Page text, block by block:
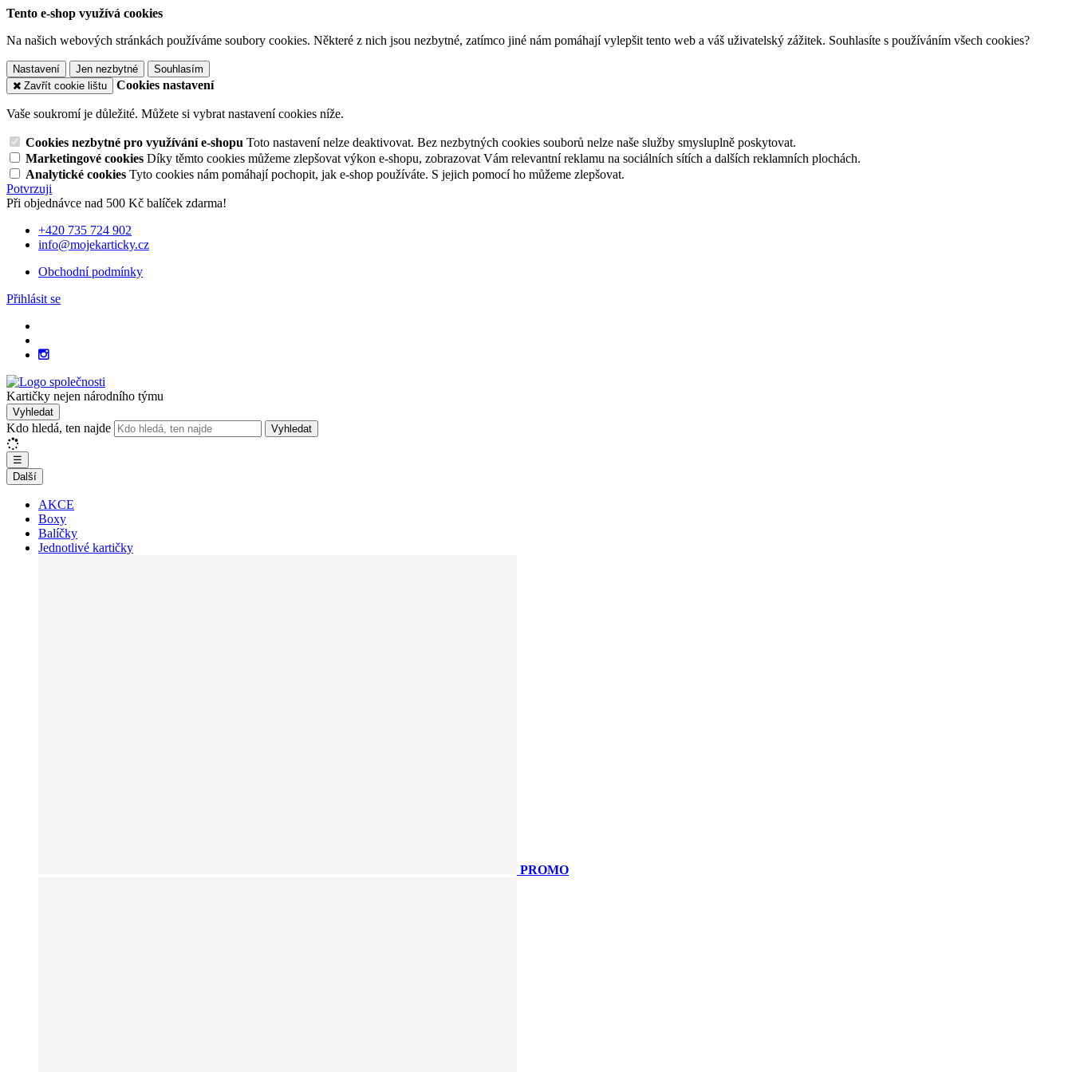
Tento e-shop využívá cookies
Na našich webových stránkách používáme soubory cookies. Některé z nich jsou nezbytné, zatímco jiné nám pomáhají vylepšit tento web a váš uživatelský zážitek. Souhlasíte s používáním všech cookies?
Nastavení Jen nezbytné
Souhlasím
Zavřít cookie lištu
Cookies nastavení
Vaše soukromí je důležité. Můžete si vybrat nastavení cookies níže.
Cookies nezbytné pro využívání e-shopu Toto nastavení nelze deaktivovat. Bez nezbytných cookies souborů nelze naše služby smysluplně poskytovat.
Marketingové cookies Díky těmto cookies můžeme zlepšovat výkon e-shopu, zobrazovat Vám relevantní reklamu na sociálních sítích a dalších reklamních plochách.
Analytické cookies Tyto cookies nám pomáhají pochopit, jak e-shop používáte. S jejich pomocí ho můžeme zlepšovat.
Potvrzuji
Při objednávce nad 500 Kč balíček zdarma!
+420 735 724 902
info@mojekarticky.cz
Obchodní podmínky
Přihlásit se
Kartičky nejen národního týmu
Vyhledat
Kdo hledá, ten najde Vyhledat
☰
Další
AKCE
Boxy
Balíčky
Jednotlivé kartičky
PROMO